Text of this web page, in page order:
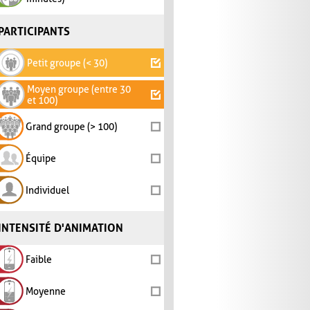
Petit groupe (< 30)
Moyen groupe (entre 30
et 100)
Grand groupe (> 100)
Équipe
Individuel
D'ANIMATION
Faible
Moyenne